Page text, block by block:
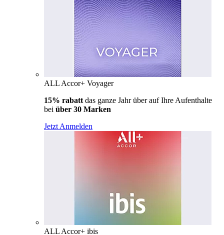
ALL Accor+ Voyager
15% rabatt das ganze Jahr über auf Ihre Aufenthalte
bei über 30 Marken
Jetzt Anmelden
ALL Accor+ ibis